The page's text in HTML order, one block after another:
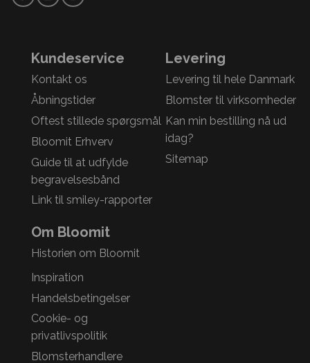
Kundeservice
Kontakt os
Åbningstider
Oftest stillede spørgsmål
Bloomit Erhverv
Guide til at udfylde
begravelsesbånd
Link til smiley-rapporter
Levering
Levering til hele Danmark
Blomster til virksomheder
Kan min bestilling nå ud
idag?
Sitemap
Om Bloomit
Historien om Bloomit
Inspiration
Handelsbetingelser
Cookie- og
privatlivspolitik
Blomsterhandlere